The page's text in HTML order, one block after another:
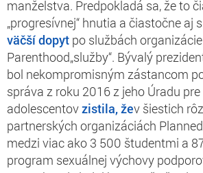
manželstva. Predpokladá sa, že to
„progresívnej“ hnutia a čiastočne aj
väčší dopyt po službách
Parenthood„služby“. Bývalý
bol nekompromisným zástancom
správa z roku 2016 z jeho Úradu
adolescentovzistila, žev šiestich
partnerských organizáciách
medzi viac ako 3 500 študentmi a
program sexuálnej výchovy